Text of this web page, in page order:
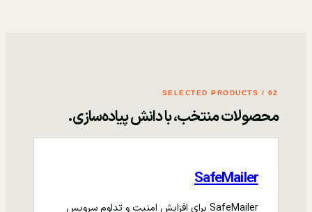
02 / SELECTED PRODUCTS
محصولات منتخب، با دانش پیاده‌سازی.
SafeMailer
SafeMailer برای افزایش امنیت و تداوم سرویس